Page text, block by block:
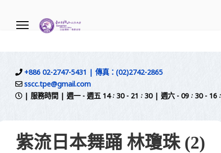
+886 02-2747-5431 | 傳真：(02)2742-2865
sscc.tpe@gmail.com
| 服務時間 | 週一 - 週五 14 : 30 - 21 : 30 | 週六 - 09 : 30 - 16
紫流日本舞踊 林瓊珠 (2)